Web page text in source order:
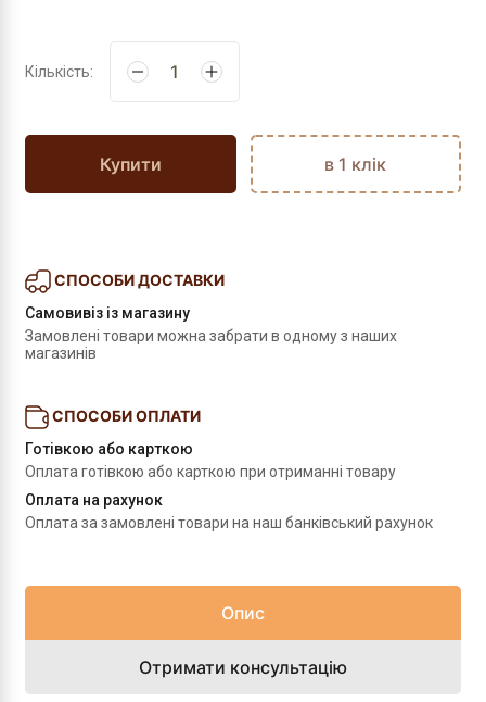
Кількість:
Купити в 1 клік
СПОСОБИ ДОСТАВКИ
Самовивіз із магазину
Замовлені товари можна забрати в одному з наших
магазинів
СПОСОБИ ОПЛАТИ
Готівкою або карткою
Оплата готівкою або карткою при отриманні товару
Оплата на рахунок
Оплата за замовлені товари на наш банківський рахунок
Опис
Отримати консультацію